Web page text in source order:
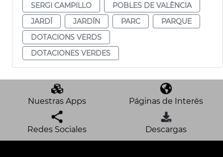
SERGI CAMPILLO
POBLES DE VALÈNCIA
JARDÍ
JARDÍN PARC
PARQUE
DOTACIONS VERDS
DOTACIONES VERDES
Nuestras Apps Páginas de Interés
Redes Sociales Descargas